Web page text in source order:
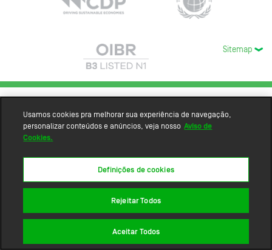
Sitemap
Usamos cookies pra melhorar sua experiência de navegação,
personalizar conteúdos e anúncios, veja nosso Aviso de
Cookies.
Definições de cookies
Rejeitar Todos
Aceitar Todos